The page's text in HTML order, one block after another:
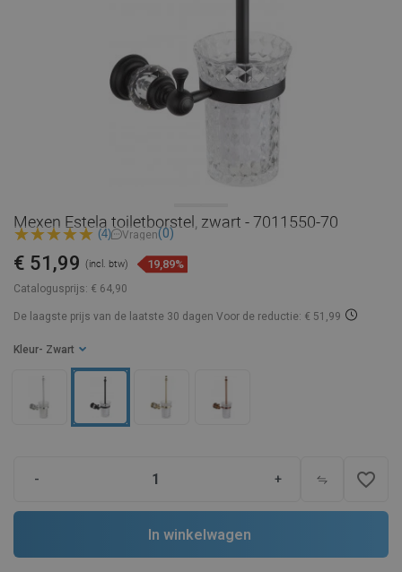
Mexen Estela toiletborstel, zwart - 7011550-70
(4) Vragen(0)
Catalogusprijs: € 64,90
€ 51,99 (incl. btw) 19,89%
De laagste prijs van de laatste 30 dagen Voor de reductie: € 51,99
Kleur - Zwart
- + favorite_border
In winkelwagen